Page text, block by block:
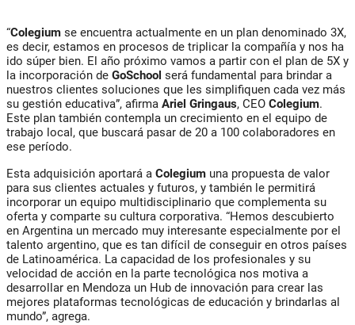
“Colegium se encuentra actualmente en un plan denominado 3X,
es decir, estamos en procesos de triplicar la compañía y nos ha
ido súper bien. El año próximo vamos a partir con el plan de 5X y
la incorporación de GoSchool será fundamental para brindar a
nuestros clientes soluciones que les simplifiquen cada vez más
su gestión educativa”, afirma Ariel Gringaus, CEO Colegium.
Este plan también contempla un crecimiento en el equipo de
trabajo local, que buscará pasar de 20 a 100 colaboradores en
ese período.
Esta adquisición aportará a Colegium una propuesta de valor
para sus clientes actuales y futuros, y también le permitirá
incorporar un equipo multidisciplinario que complementa su
oferta y comparte su cultura corporativa. “Hemos descubierto
en Argentina un mercado muy interesante especialmente por el
talento argentino, que es tan difícil de conseguir en otros países
de Latinoamérica. La capacidad de los profesionales y su
velocidad de acción en la parte tecnológica nos motiva a
desarrollar en Mendoza un Hub de innovación para crear las
mejores plataformas tecnológicas de educación y brindarlas al
mundo”, agrega.